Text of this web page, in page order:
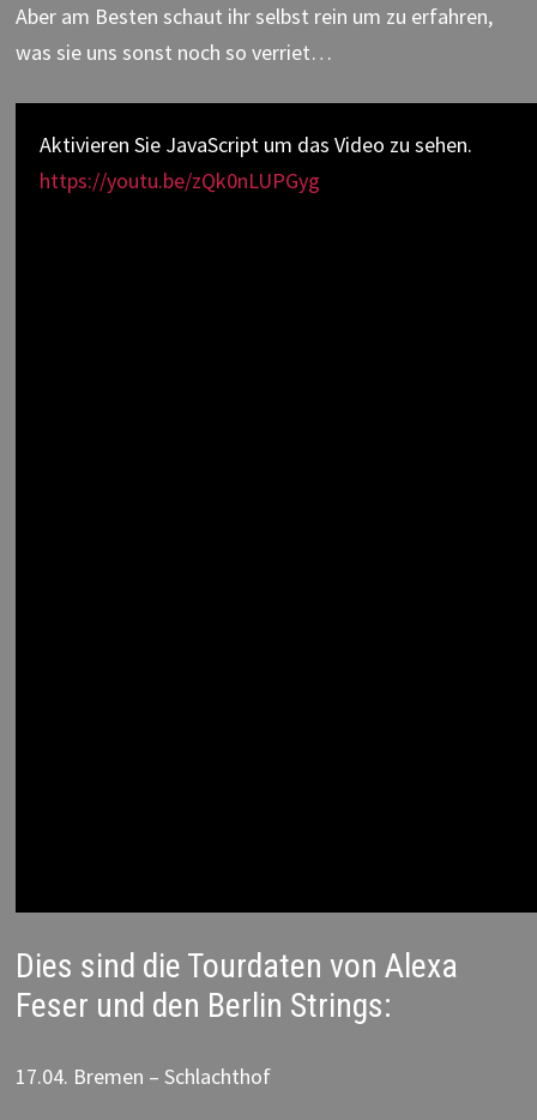
Aber am Besten schaut ihr selbst rein um zu erfahren,
was sie uns sonst noch so verriet…
Aktivieren Sie JavaScript um das Video zu sehen.
https://youtu.be/zQk0nLUPGyg
Dies sind die Tourdaten von Alexa
Feser und den Berlin Strings:
17.04. Bremen – Schlachthof